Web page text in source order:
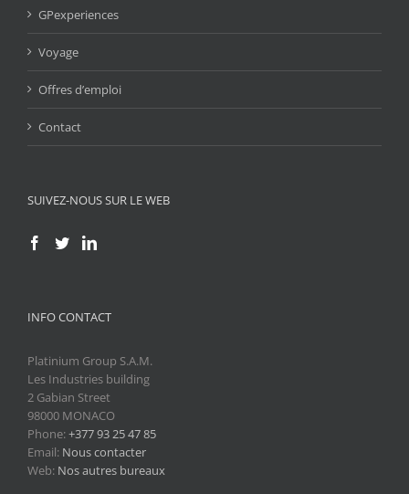
GPexperiences
Voyage
Offres d’emploi
Contact
SUIVEZ-NOUS SUR LE WEB
INFO CONTACT
Platinium Group S.A.M.
Les Industries building
2 Gabian Street
98000 MONACO
Phone:+377 93 25 47 85
Email: Nous contacter
Web: Nos autres bureaux